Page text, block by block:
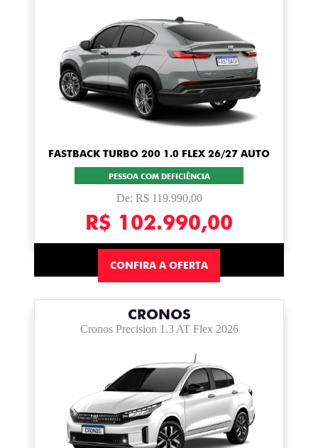
FASTBACK TURBO 200 1.0 FLEX 26/27 AUTO
PESSOA COM DEFICIÊNCIA
De: R$ 119.990,00
R$ 102.990,00
CONFIRA A OFERTA
CRONOS
Cronos Precision 1.3 AT Flex 2026